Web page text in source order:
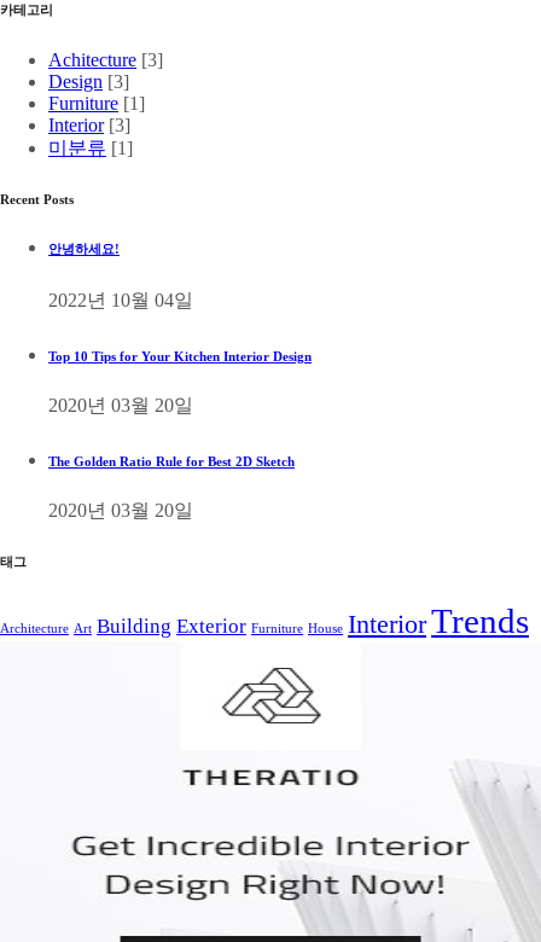
카테고리
Achitecture [3]
Design [3]
Furniture [1]
Interior [3]
미분류 [1]
Recent Posts
안녕하세요!
2022년 10월 04일
Top 10 Tips for Your Kitchen Interior Design
2020년 03월 20일
The Golden Ratio Rule for Best 2D Sketch
2020년 03월 20일
태그
Architecture Art Building Exterior Furniture House InteriorTrends